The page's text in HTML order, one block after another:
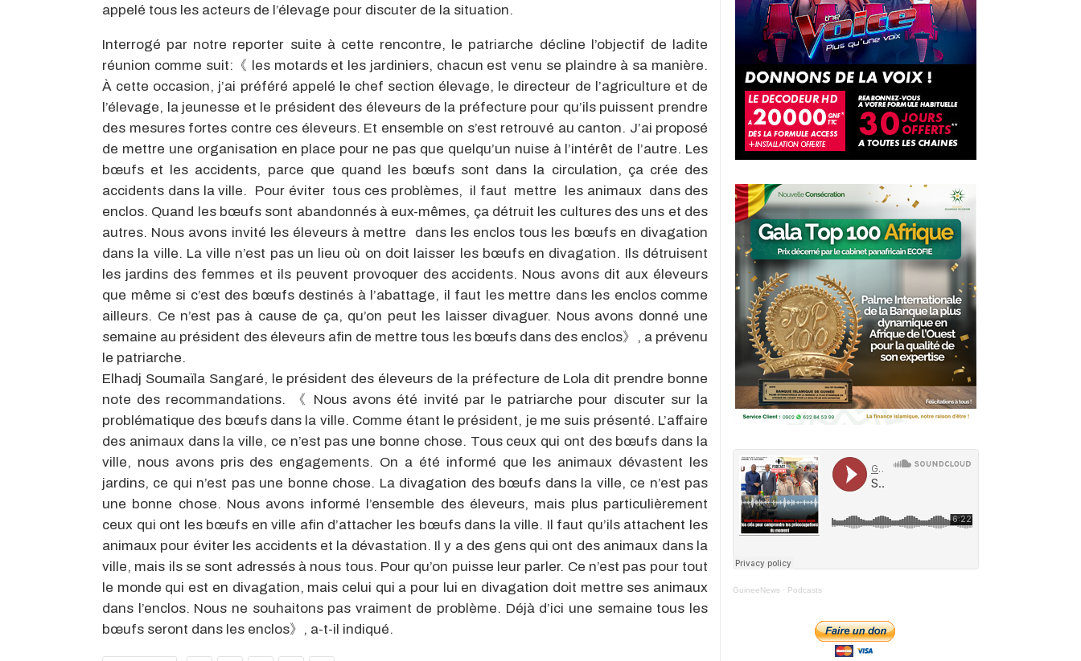
appelé tous les acteurs de l’élevage pour discuter de la situation.
Interrogé par notre reporter suite à cette rencontre, le patriarche décline l’objectif de ladite
réunion comme suit:《 les motards et les jardiniers, chacun est venu se plaindre à sa manière.
À cette occasion, j’ai préféré appelé le chef section élevage, le directeur de l’agriculture et de
l’élevage, la jeunesse et le président des éleveurs de la préfecture pour qu’ils puissent prendre
des mesures fortes contre ces éleveurs. Et ensemble on s’est retrouvé au canton. J’ai proposé
de mettre une organisation en place pour ne pas que quelqu’un nuise à l’intérêt de l’autre. Les
bœufs et les accidents, parce que quand les bœufs sont dans la circulation, ça crée des
accidents dans la ville. Pour éviter tous ces problèmes, il faut mettre les animaux dans des
enclos. Quand les bœufs sont abandonnés à eux-mêmes, ça détruit les cultures des uns et des
autres. Nous avons invité les éleveurs à mettre dans les enclos tous les bœufs en divagation
dans la ville. La ville n’est pas un lieu où on doit laisser les bœufs en divagation. Ils détruisent
les jardins des femmes et ils peuvent provoquer des accidents. Nous avons dit aux éleveurs
que même si c’est des bœufs destinés à l’abattage, il faut les mettre dans les enclos comme
ailleurs. Ce n’est pas à cause de ça, qu’on peut les laisser divaguer. Nous avons donné une
semaine au président des éleveurs afin de mettre tous les bœufs dans des enclos》, a prévenu
le patriarche.
Elhadj Soumaïla Sangaré, le président des éleveurs de la préfecture de Lola dit prendre bonne
note des recommandations. 《 Nous avons été invité par le patriarche pour discuter sur la
problématique des bœufs dans la ville. Comme étant le président, je me suis présenté. L’affaire
des animaux dans la ville, ce n’est pas une bonne chose. Tous ceux qui ont des bœufs dans la
ville, nous avons pris des engagements. On a été informé que les animaux dévastent les
jardins, ce qui n’est pas une bonne chose. La divagation des bœufs dans la ville, ce n’est pas
une bonne chose. Nous avons informé l’ensemble des éleveurs, mais plus particulièrement
ceux qui ont les bœufs en ville afin d’attacher les bœufs dans la ville. Il faut qu’ils attachent les
animaux pour éviter les accidents et la dévastation. Il y a des gens qui ont des animaux dans la
ville, mais ils se sont adressés à nous tous. Pour qu’on puisse leur parler. Ce n’est pas pour tout
le monde qui est en divagation, mais celui qui a pour lui en divagation doit mettre ses animaux
dans l’enclos. Nous ne souhaitons pas vraiment de problème. Déjà d’ici une semaine tous les
bœufs seront dans les enclos》, a-t-il indiqué.
GuineeNews · Podcasts